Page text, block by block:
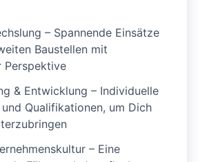
– Spannende Einsätze
Baustellen mit
Perspektive
& Entwicklung – Individuelle
und Qualifikationen, um Dich
– Eine